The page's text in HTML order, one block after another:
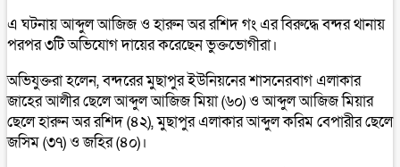
এ ঘটনায় আব্দুল আজিজ ও হারুন অর রশিদ গং এর বিরুদ্ধে বন্দর থানায়
পরপর ৩টি অভিযোগ দায়ের করেছেন ভুক্তভোগীরা।
অভিযুক্তরা হলেন, বন্দরের মুছাপুর ইউনিয়নের শাসনেরবাগ এলাকার
জাহের আলীর ছেলে আব্দুল আজিজ মিয়া (৬০) ও আব্দুল আজিজ মিয়ার
ছেলে হারুন অর রশিদ (৪২), মুছাপুর এলাকার আব্দুল করিম বেপারীর ছেলে
জসিম (৩৭) ও জহির (৪০)।